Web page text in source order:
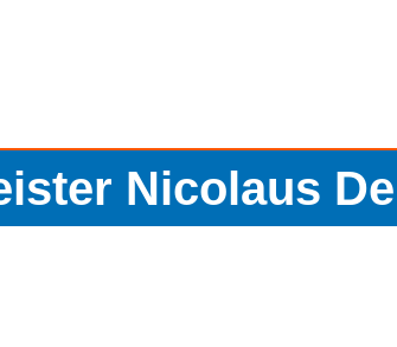
Nicolaus